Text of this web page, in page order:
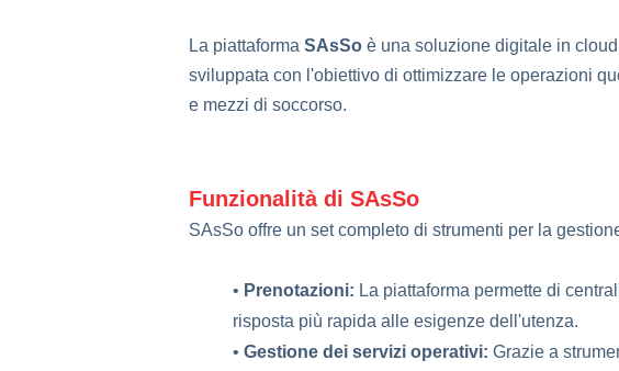
La piattaforma SAsSo è una soluzione digitale in
sviluppata con l'obiettivo di ottimizzare le operazioni
e mezzi di soccorso.
Funzionalità di SAsSo
SAsSo offre un set completo di strumenti per la
• Prenotazioni: La piattaforma permette di
risposta più rapida alle esigenze dell'utenza.
• Gestione dei servizi operativi: Grazie a